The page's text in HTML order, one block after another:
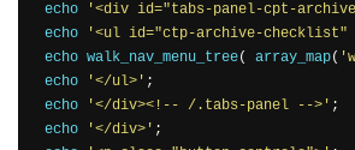
echo
'<div id="tabs-panel-cpt-
echo
'<ul id="ctp-archive-checklist"
echo walk_nav_menu_tree( array_map(
echo
'</ul>' ;
echo
'</div><!-- /.tabs-panel -->' ;
echo
'</div>' ;